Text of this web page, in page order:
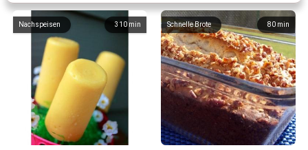
310 min
Nachspeisen 80 min
Schnelle Brote